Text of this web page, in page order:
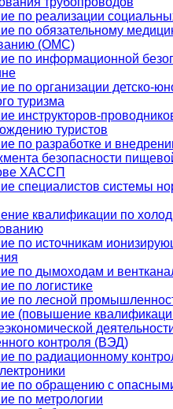
по реализации
по обязательному
(ОМС)
по информационной
по организации детско-
туризма
инструкторов-
туристов
по разработке и
безопасности
ХАССП
специалистов системы
квалификации по
по источникам
по дымоходам и
по логистике
по лесной
(повышение
контроля (ВЭД)
по радиационному
по обращению с
по метрологии